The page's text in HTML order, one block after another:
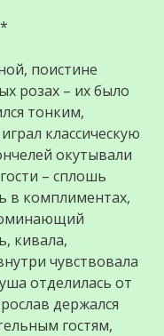
поистине
розах – их было
тонким,
классическую
окутывали
– сплошь
в комплиментах,
кивала,
чувствовала
отделилась от
держался
гостям,